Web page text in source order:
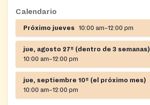
Calendario
Próximo jueves 10:00 am–12:00 pm
jue, agosto 27º (dentro de 3 semanas)
10:00 am–12:00 pm
jue, septiembre 10º (el próximo mes)
10:00 am–12:00 pm